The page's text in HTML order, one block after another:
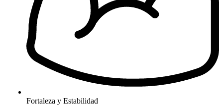
Fortaleza y Estabilidad